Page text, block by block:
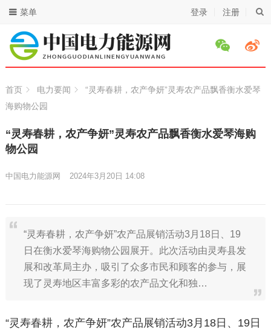
登录 注册
菜单
首页 电力要闻
“灵寿春耕，农产争妍”灵寿农产品飘香衡水爱琴
海购物公园
“灵寿春耕，农产争妍”灵寿农产品飘香衡水爱琴海购
物公园
中国电力能源网 2024年3月20日 14:08
“灵寿春耕，农产争妍”农产品展销活动3月18日、19
日在衡水爱琴海购物公园展开。此次活动由灵寿县发
展和改革局主办，吸引了众多市民和顾客的参与，展
现了灵寿地区丰富多彩的农产品文化和独…
“灵寿春耕，农产争妍”农产品展销活动3月18日、19日